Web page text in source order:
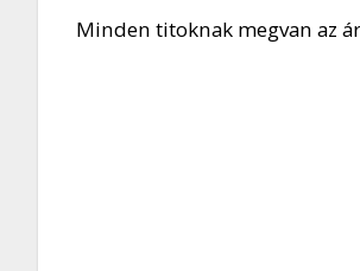
Minden titoknak megvan az